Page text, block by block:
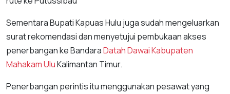
Sementara Bupati Kapuas Hulu juga sudah mengeluarkan
surat rekomendasi dan menyetujui pembukaan akses
penerbangan ke BandaraDatah DawaiKabupaten
Mahakam UluKalimantan Timur.
Penerbangan perintis itu menggunakan pesawat yang